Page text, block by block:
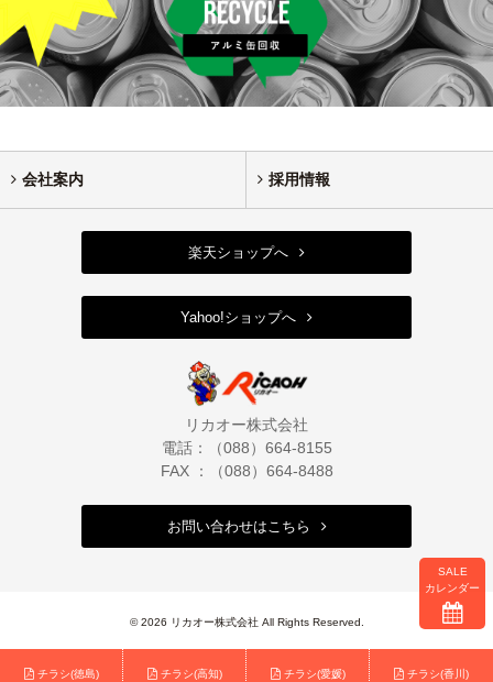
会社案内 採用情報
楽天ショップへ
Yahoo!ショップへ
リカオー株式会社
電話：（088）664-8155
FAX ：（088）664-8488
お問い合わせはこちら
チラシ(徳島) チラシ(高知) チラシ(愛媛) チラシ(香川)
SALE
カレンダー
© 2026 リカオー株式会社 All Rights Reserved.